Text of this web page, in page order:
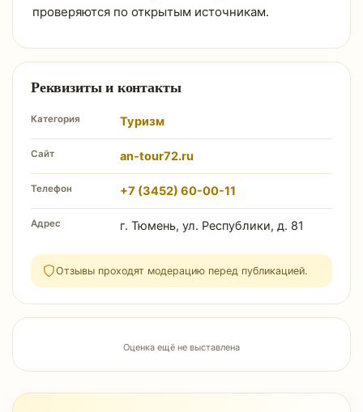
проверяются по открытым источникам.
Реквизиты и контакты
Категория Туризм
Сайт an-tour72.ru
Телефон +7 (3452) 60-00-11
Адрес г. Тюмень, ул. Республики, д. 81
Отзывы проходят модерацию перед публикацией.
Оценка ещё не выставлена